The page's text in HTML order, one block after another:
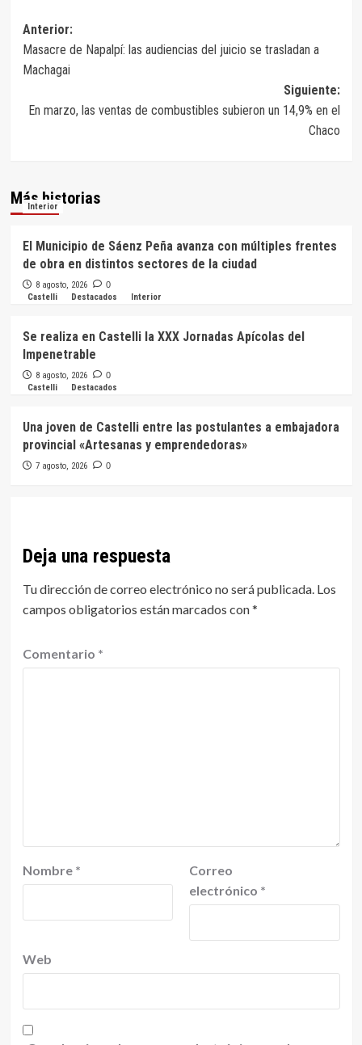
Navegación
de
entradas
Anterior:
Masacre de Napalpí: las audiencias del juicio se trasladan a
Machagai
Siguiente:
En marzo, las ventas de combustibles subieron un 14,9% en el
Chaco
Más historias
Interior
El Municipio de Sáenz Peña avanza con múltiples frentes
de obra en distintos sectores de la ciudad
8 agosto, 2026 0
Castelli Destacados Interior
Se realiza en Castelli la XXX Jornadas Apícolas del
Impenetrable
8 agosto, 2026 0
Castelli Destacados
Una joven de Castelli entre las postulantes a embajadora
provincial «Artesanas y emprendedoras»
7 agosto, 2026 0
Deja una respuesta
Tu dirección de correo electrónico no será publicada. Los
campos obligatorios están marcados con*
Comentario *
Nombre *
Correo
electrónico *
Web